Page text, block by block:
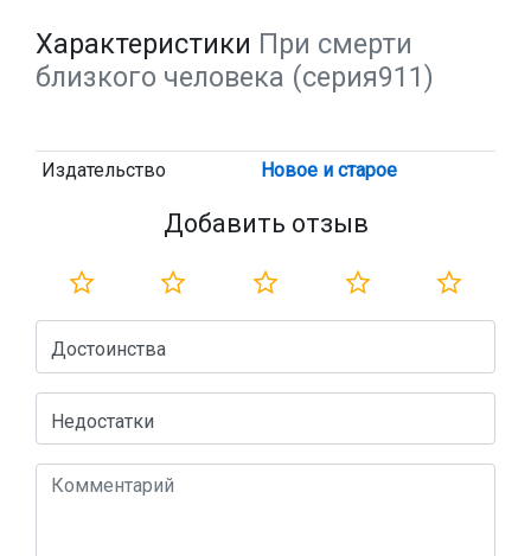
Характеристики При смерти
близкого человека (серия911)
Издательство Новое и старое
Добавить отзыв
Достоинства
Недостатки